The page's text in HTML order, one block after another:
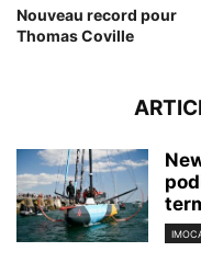
Nouveau record pour
Thomas Coville